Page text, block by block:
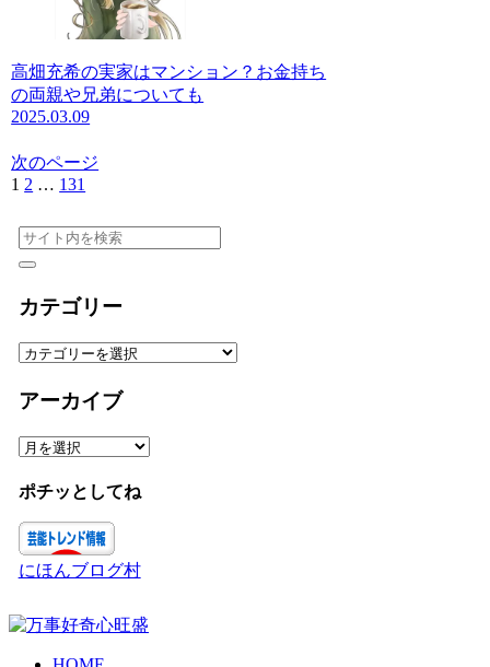
高畑充希の実家はマンション？お金持ち
の両親や兄弟についても
2025.03.09
次のページ
1 2 … 131
カテゴリー
カ
ゴ
ー
アーカイブ
ア
カ
ブ
ポチッとしてね
にほんブログ村